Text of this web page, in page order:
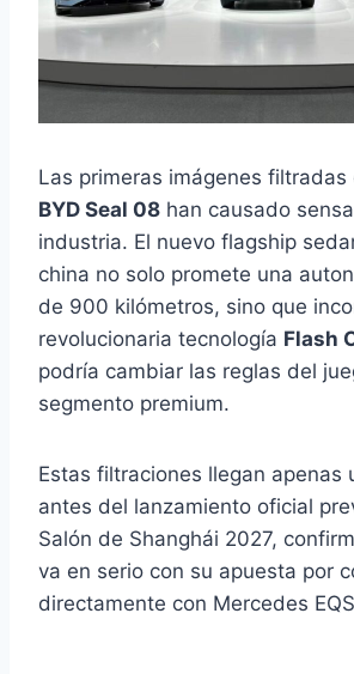
Las primeras imágenes
BYD Seal 08 han causado
industria. El nuevo flagship
china no solo promete una
de 900 kilómetros, sino que
revolucionaria tecnología Flash
podría cambiar las reglas del
segmento premium.
Estas filtraciones llegan apenas
antes del lanzamiento oficial
Salón de Shanghái 2027,
va en serio con su apuesta por
directamente con Mercedes